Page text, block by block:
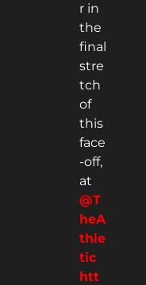
r in
the
final
stre
tch
of
this
face
-off,
at
@T
heA
thle
tic
htt